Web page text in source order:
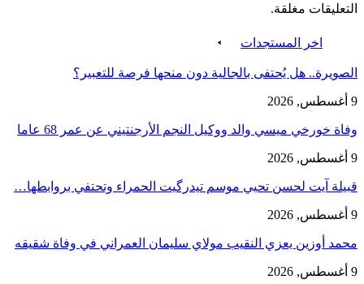
التعليقات مغلقة.
اخر المستجدات
الصويرة.. هل يُحتفى بالجالية دون منحها فرصة للتعبير؟
9 أغسطس, 2026
وفاة خورخي ميسي والد ووكيل النجم الأرجنتيني عن عمر 68 عاما
9 أغسطس, 2026
قبيلة آيت لحسن تحيي موسم تيدرگيت الحمراء وتحتفي بروابطها…
9 أغسطس, 2026
محمد أوزين يعزي النقيب مولاي سليمان العمراني في وفاة شقيقه
9 أغسطس, 2026